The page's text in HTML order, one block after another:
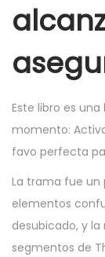
Este libro es
momento:
favo perfecta
La trama fue un
elementos
desubicado, y
segmentos de